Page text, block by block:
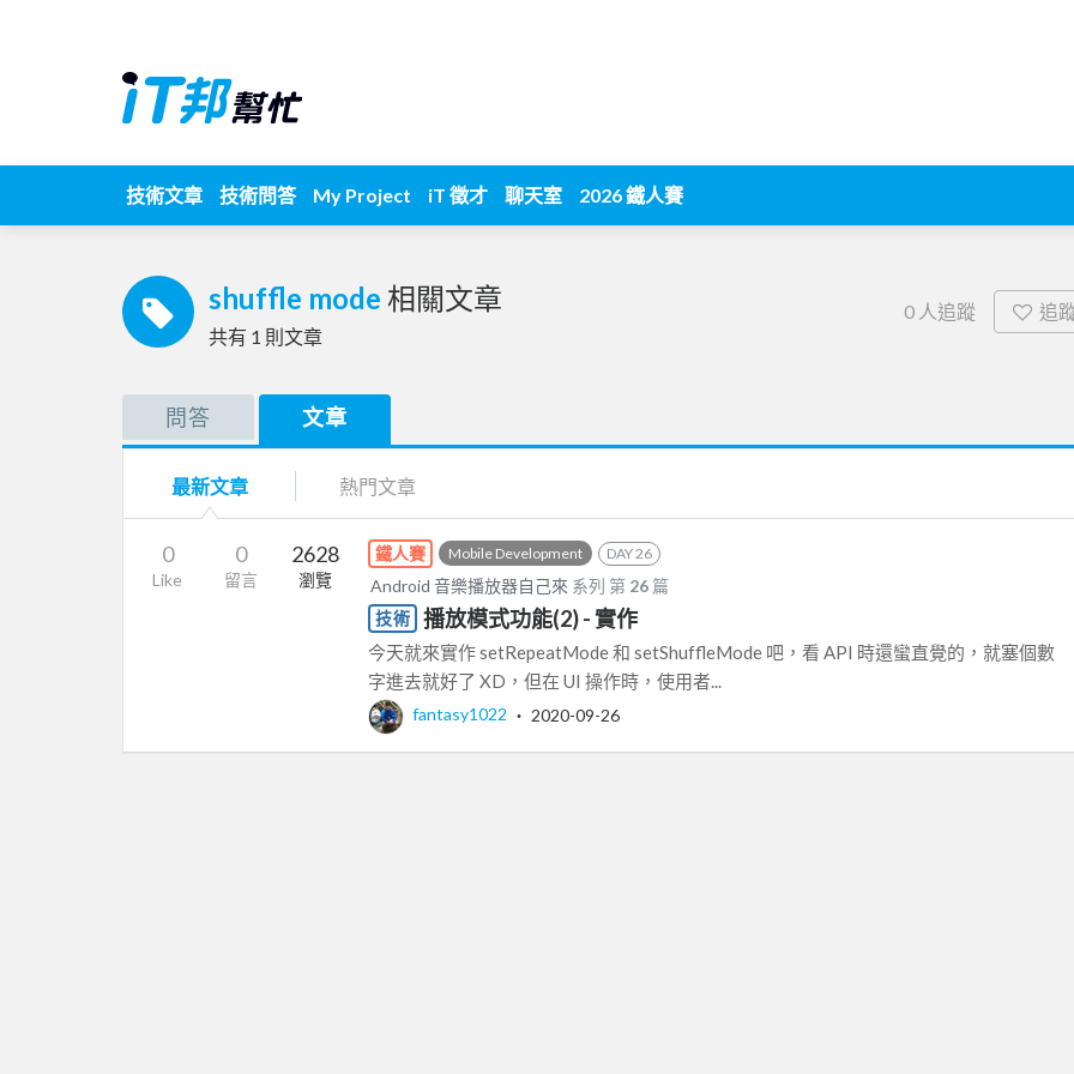
技術文章 技術問答 My Project iT 徵才 聊天室 2026 鐵人賽
shuffle mode 相關文章
共有 1 則文章
0 人追蹤 追
問答 文章
最新文章 熱門文章
0
Like
0
留言
2628
瀏覽
鐵人賽 Mobile Development DAY 26
Android 音樂播放器自己來 系列 第 26 篇
技術
播放模式功能(2) - 實作
今天就來實作 setRepeatMode 和 setShuffleMode 吧，看 API 時還蠻直覺的，就塞個數
字進去就好了 XD，但在 UI 操作時，使用者...
fantasy1022 ‧ 2020-09-26